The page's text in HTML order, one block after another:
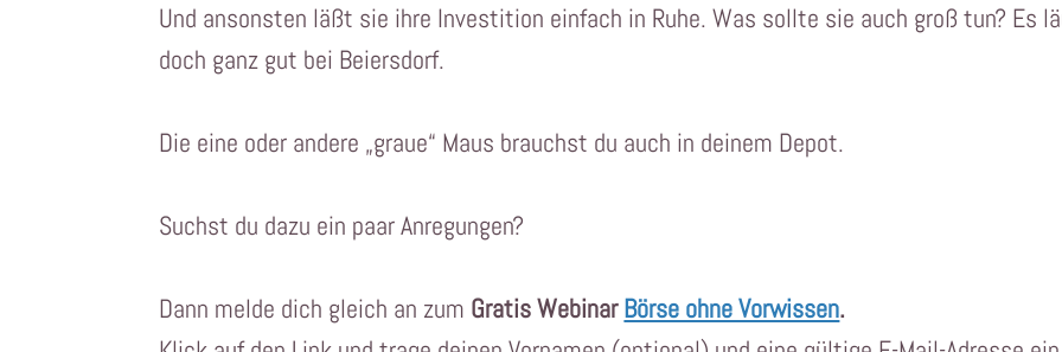
Und ansonsten läßt sie ihre Investition einfach in Ruhe. Was sollte sie auch groß tun? Es
doch ganz gut bei Beiersdorf.
Die eine oder andere „graue“ Maus brauchst du auch in deinem Depot.
Suchst du dazu ein paar Anregungen?
Dann melde dich gleich an zum Gratis WebinarBörse ohne Vorwissen.